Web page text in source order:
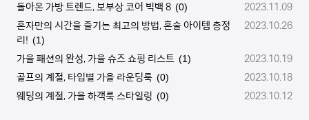
돌아온 가방 트렌드, 보부상 코어 빅백 8 (0)
2023.11.09
혼자만의 시간을 즐기는 최고의 방법, 혼술 아이템 총정
리! (1)
2023.10.26
가을 패션의 완성, 가을 슈즈 쇼핑 리스트 (1)
2023.10.19
골프의 계절, 타입별 가을 라운딩룩 (0)
2023.10.18
웨딩의 계절, 가을 하객룩 스타일링 (0) 2023.10.12